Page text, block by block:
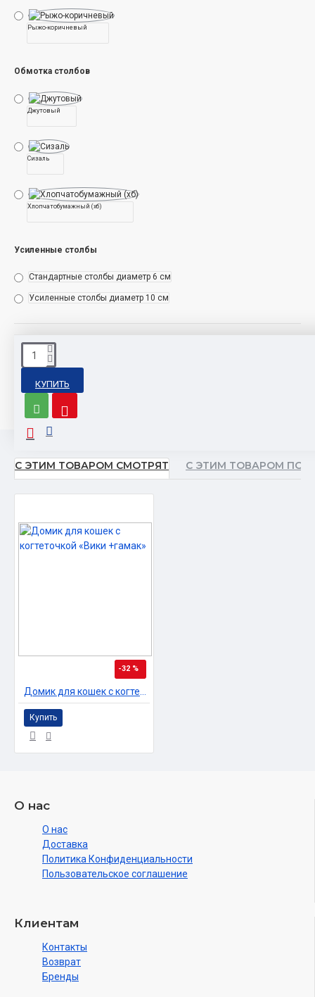
после покупки; не стесняйтесь обращаться к нам,
если у вас есть какие-либо проблемы с этим
каждой кошки есть своя любимая активность на нашем
кошки?
Рыжо-коричневый
Обмотка столбов
Джутовый
Сизаль
Хлопчатобумажный (хб)
Усиленные столбы
Стандартные столбы диаметр 6 см
Усиленные столбы диаметр 10 см
КУПИТЬ
Дом с
Качелями
С ЭТИМ ТОВАРОМ СМОТРЯТ С ЭТИМ ТОВАРОМ
-32 %
Купить
О нас
О нас
Доставка
Политика Конфиденциальности
Пользовательское соглашение
Клиентам
Контакты
Возврат
Бренды